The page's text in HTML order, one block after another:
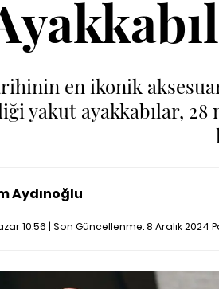
en ikonik
yakut ayakkabılar, 28
Aydınoğlu
10:56 | Son Güncellenme:8 Aralık 2024